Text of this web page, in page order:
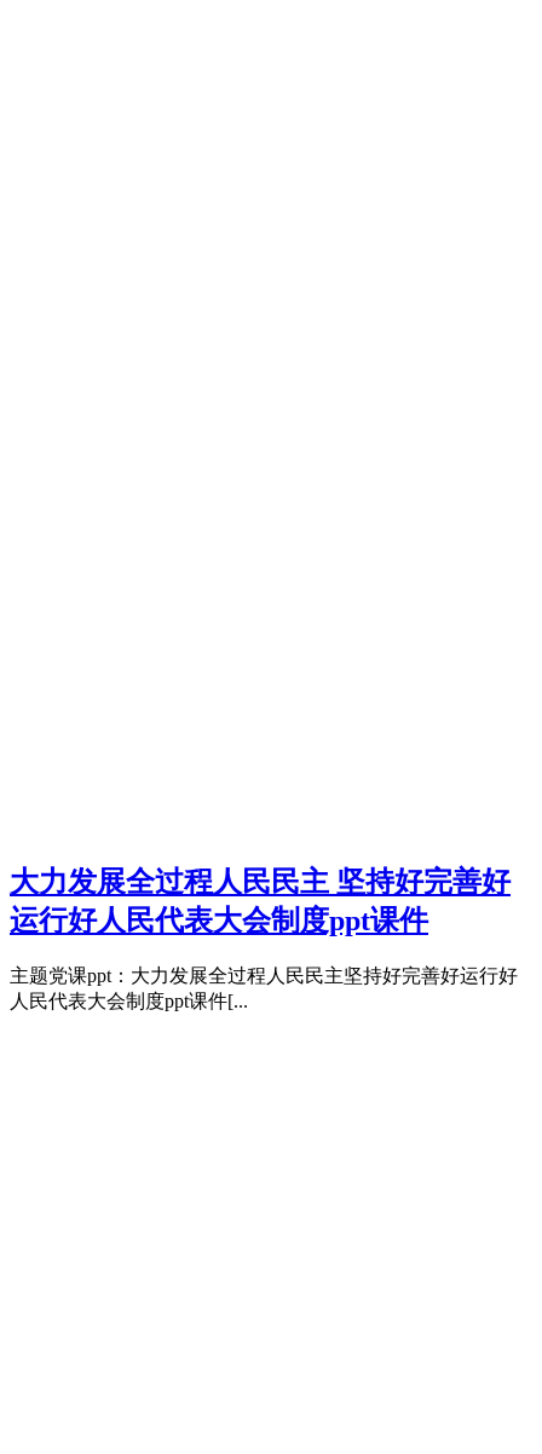
大力发展全过程人民民主 坚持好完善好
运行好人民代表大会制度ppt课件
主题党课ppt：大力发展全过程人民民主坚持好完善好运行好
人民代表大会制度ppt课件[...